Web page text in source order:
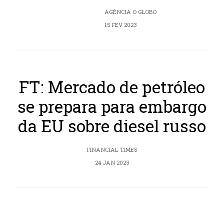
AGÊNCIA O GLOBO
15 FEV 2023
FT: Mercado de petróleo
se prepara para embargo
da EU sobre diesel russo
FINANCIAL TIMES
24 JAN 2023